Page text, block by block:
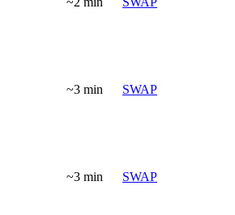
~3 min SWAP
~3 min SWAP